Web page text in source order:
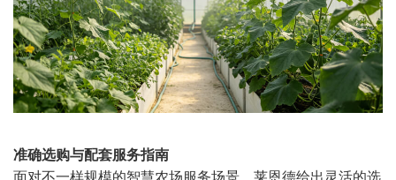
准确选购与配套服务指南